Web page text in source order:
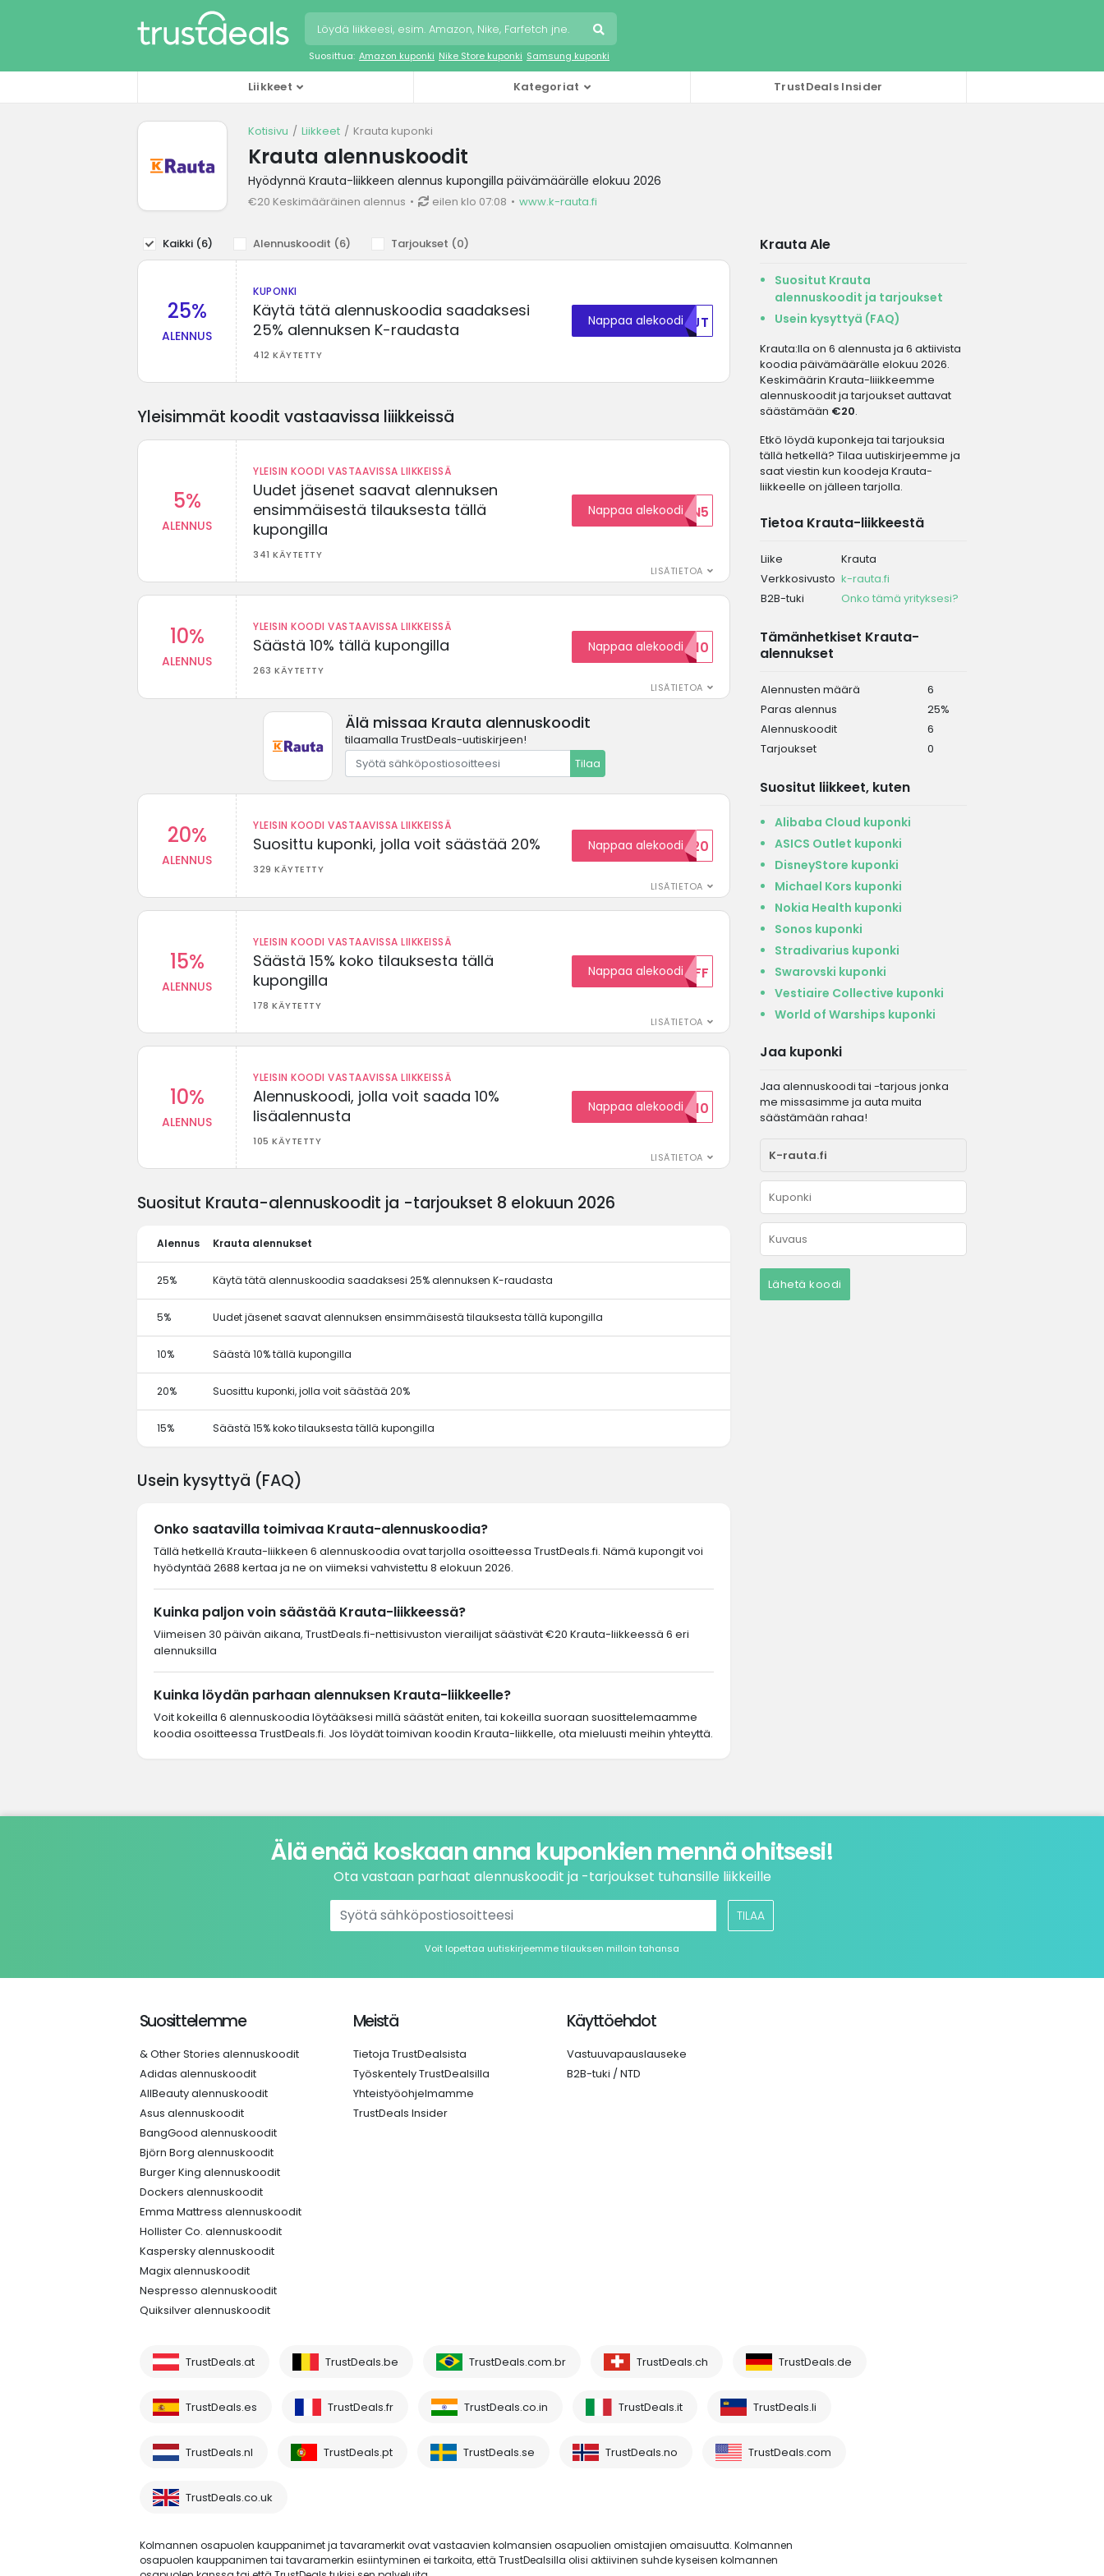
Suosittua: Amazon kuponki Nike Store kuponki Samsung kuponki
Liikkeet Kategoriat TrustDeals Insider
Kotisivu Liikkeet Krauta kuponki
Krauta alennuskoodit
Hyödynnä Krauta-liikkeen alennus kupongilla päivämäärälle elokuu 2026
€20 Keskimääräinen alennus eilen klo 07:08 www.k-rauta.fi
Kaikki (6) Alennuskoodit (6) Tarjoukset (0)
25%
ALENNUS
KUPONKI
Käytä tätä alennuskoodia saadaksesi
25% alennuksen K-raudasta
412 KÄYTETTY
Nappaa alekoodiNTJT
Yleisimmät koodit vastaavissa liiikkeissä
5%
ALENNUS
YLEISIN KOODI VASTAAVISSA LIIKKEISSÄ
Uudet jäsenet saavat alennuksen
ensimmäisestä tilauksesta tällä
kupongilla
341 KÄYTETTY
LISÄTIETOA
Nappaa alekoodi
ALENNUKSEN5
10%
ALENNUS
YLEISIN KOODI VASTAAVISSA LIIKKEISSÄ
Säästä 10% tällä kupongilla
263 KÄYTETTY
LISÄTIETOA
Nappaa alekoodi
KOODID10
Älä missaa Krauta alennuskoodit
tilaamalla TrustDeals-uutiskirjeen!
Tilaa
20%
ALENNUS
YLEISIN KOODI VASTAAVISSA LIIKKEISSÄ
Suosittu kuponki, jolla voit säästää 20%
329 KÄYTETTY
LISÄTIETOA
Nappaa alekoodi
WELCOME20
15%
ALENNUS
YLEISIN KOODI VASTAAVISSA LIIKKEISSÄ
Säästä 15% koko tilauksesta tällä
kupongilla
178 KÄYTETTY
LISÄTIETOA
Nappaa alekoodi15OFF
10%
ALENNUS
YLEISIN KOODI VASTAAVISSA LIIKKEISSÄ
Alennuskoodi, jolla voit saada 10%
lisäalennusta
105 KÄYTETTY
LISÄTIETOA
Nappaa alekoodi
ALENNUSKOODID10
Krauta Ale
Suositut Krauta
alennuskoodit ja tarjoukset
Usein kysyttyä (FAQ)
Krauta:lla on 6 alennusta ja 6 aktiivista
koodia päivämäärälle elokuu 2026.
Keskimäärin Krauta-liiikkeemme
alennuskoodit ja tarjoukset auttavat
säästämään €20.
Etkö löydä kuponkeja tai tarjouksia
tällä hetkellä? Tilaa uutiskirjeemme ja
saat viestin kun koodeja Krauta-
liikkeelle on jälleen tarjolla.
Tietoa Krauta-liikkeestä
Liike
Krauta
Verkkosivusto k-rauta.fi
B2B-tuki
Onko tämä yrityksesi?
Tämänhetkiset Krauta-
alennukset
Alennusten määrä
6
Paras alennus
25%
Alennuskoodit
6
Tarjoukset
0
Suositut liikkeet, kuten
Alibaba Cloud kuponki
ASICS Outlet kuponki
DisneyStore kuponki
Michael Kors kuponki
Nokia Health kuponki
Sonos kuponki
Stradivarius kuponki
Swarovski kuponki
Vestiaire Collective kuponki
World of Warships kuponki
Jaa kuponki
Jaa alennuskoodi tai -tarjous jonka
me missasimme ja auta muita
säästämään rahaa!
Lähetä koodi
Suositut Krauta-alennuskoodit ja -tarjoukset 8 elokuun 2026
Alennus Krauta alennukset
25% Käytä tätä alennuskoodia saadaksesi 25% alennuksen K-raudasta
5% Uudet jäsenet saavat alennuksen ensimmäisestä tilauksesta tällä kupongilla
10% Säästä 10% tällä kupongilla
20% Suosittu kuponki, jolla voit säästää 20%
15% Säästä 15% koko tilauksesta tällä kupongilla
Usein kysyttyä (FAQ)
Onko saatavilla toimivaa Krauta-alennuskoodia?
Tällä hetkellä Krauta-liikkeen 6 alennuskoodia ovat tarjolla osoitteessa TrustDeals.fi. Nämä kupongit voi
hyödyntää 2688 kertaa ja ne on viimeksi vahvistettu 8 elokuun 2026.
Kuinka paljon voin säästää Krauta-liikkeessä?
Viimeisen 30 päivän aikana, TrustDeals.fi-nettisivuston vierailijat säästivät €20 Krauta-liikkeessä 6 eri
alennuksilla
Kuinka löydän parhaan alennuksen Krauta-liikkeelle?
Voit kokeilla 6 alennuskoodia löytääksesi millä säästät eniten, tai kokeilla suoraan suosittelemaamme
koodia osoitteessa TrustDeals.fi. Jos löydät toimivan koodin Krauta-liikkelle, ota mieluusti meihin yhteyttä.
Älä enää koskaan anna kuponkien mennä ohitsesi!
Ota vastaan parhaat alennuskoodit ja -tarjoukset tuhansille liikkeille
TILAA
Voit lopettaa uutiskirjeemme tilauksen milloin tahansa
Suosittelemme
& Other Stories alennuskoodit
Adidas alennuskoodit
AllBeauty alennuskoodit
Asus alennuskoodit
BangGood alennuskoodit
Björn Borg alennuskoodit
Burger King alennuskoodit
Dockers alennuskoodit
Emma Mattress alennuskoodit
Hollister Co. alennuskoodit
Kaspersky alennuskoodit
Magix alennuskoodit
Nespresso alennuskoodit
Quiksilver alennuskoodit
Meistä
Tietoja TrustDealsista
Työskentely TrustDealsilla
Yhteistyöohjelmamme
TrustDeals Insider
Käyttöehdot
Vastuuvapauslauseke
B2B-tuki / NTD
TrustDeals.at TrustDeals.be TrustDeals.com.br TrustDeals.ch TrustDeals.de
TrustDeals.es TrustDeals.fr TrustDeals.co.in TrustDeals.it TrustDeals.li
TrustDeals.nl TrustDeals.pt TrustDeals.se TrustDeals.no TrustDeals.com
TrustDeals.co.uk
Kolmannen osapuolen kauppanimet ja tavaramerkit ovat vastaavien kolmansien osapuolien omistajien omaisuutta. Kolmannen
osapuolen kauppanimen tai tavaramerkin esiintyminen ei tarkoita, että TrustDealsilla olisi aktiivinen suhde kyseisen kolmannen